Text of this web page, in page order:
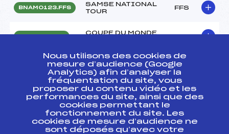
BNAM0123.FFS
SAMSE NATIONAL
TOUR
FFS
COUPE DU MONDE
FFS
FIS0296.FFS
COUPE DU MONDE
BIATHLON
FFS
FIS0294.FFS
COUPE DU MONDE
BIATHLON
FIS0292
COUPE DU MONDE
BIATHLON RELAIS
FFS
Nous utilisons des cookies de
mesure d’audience (Google
Analytics) afin d’analyser la
fréquentation du site, vous
proposer du contenu vidéo et les
performances du site, ainsi que des
cookies permettant le
fonctionnement du site. Les
cookies de mesure d’audience ne
sont déposés qu’avec votre